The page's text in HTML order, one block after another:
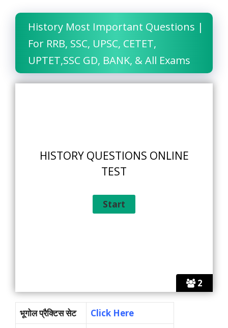
History Most Important Questions |
For RRB, SSC, UPSC, CETET,
UPTET,SSC GD, BANK, & All Exams
2
HISTORY QUESTIONS ONLINE
TEST
भूगोल प्रैक्टिस सेट
Click Here